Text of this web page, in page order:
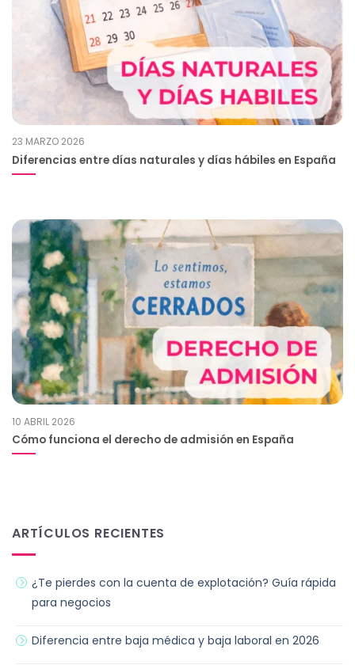
23 MARZO 2026
Diferencias entre días naturales y días hábiles en España
10 ABRIL 2026
Cómo funciona el derecho de admisión en España
ARTÍCULOS RECIENTES
¿Te pierdes con la cuenta de explotación? Guía rápida
para negocios
Diferencia entre baja médica y baja laboral en 2026